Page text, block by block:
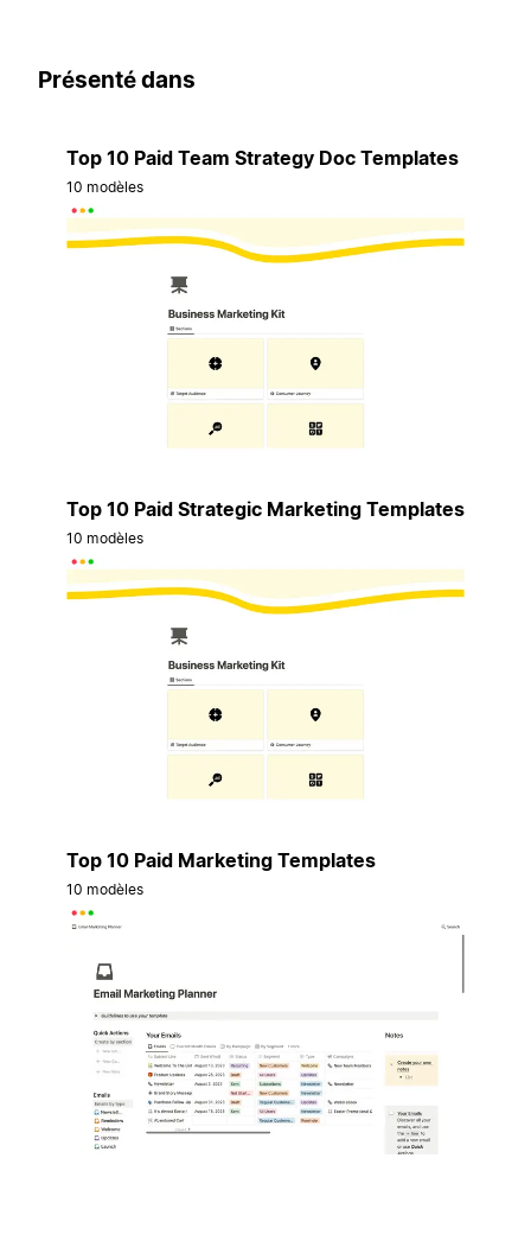
Présenté dans
Top 10 Paid Team Strategy Doc Templates
10 modèles
Top 10 Paid Strategic Marketing Templates
10 modèles
Top 10 Paid Marketing Templates
10 modèles